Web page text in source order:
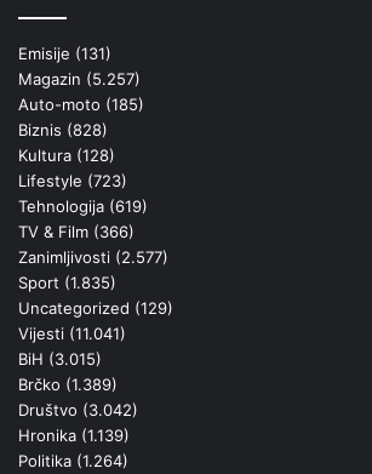
Emisije (131)
Magazin (5.257)
Auto-moto (185)
Biznis (828)
Kultura (128)
Lifestyle (723)
Tehnologija (619)
TV & Film (366)
Zanimljivosti (2.577)
Sport (1.835)
Uncategorized (129)
Vijesti (11.041)
BiH (3.015)
Brčko (1.389)
Društvo (3.042)
Hronika (1.139)
Politika (1.264)